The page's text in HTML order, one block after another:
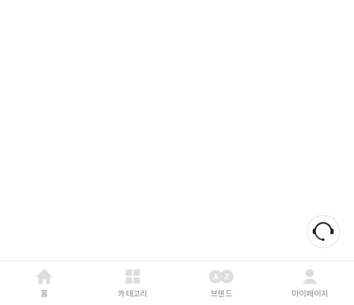
홈 카테고리 브랜드 마이페이지